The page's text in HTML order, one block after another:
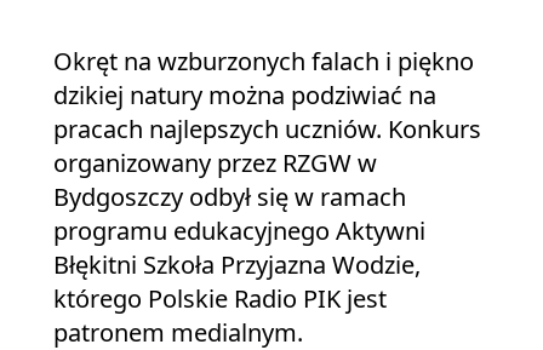
Okręt na wzburzonych falach i piękno
dzikiej natury można podziwiać na
pracach najlepszych uczniów. Konkurs
organizowany przez RZGW w
Bydgoszczy odbył się w ramach
programu edukacyjnego Aktywni
Błękitni Szkoła Przyjazna Wodzie,
którego Polskie Radio PIK jest
patronem medialnym.